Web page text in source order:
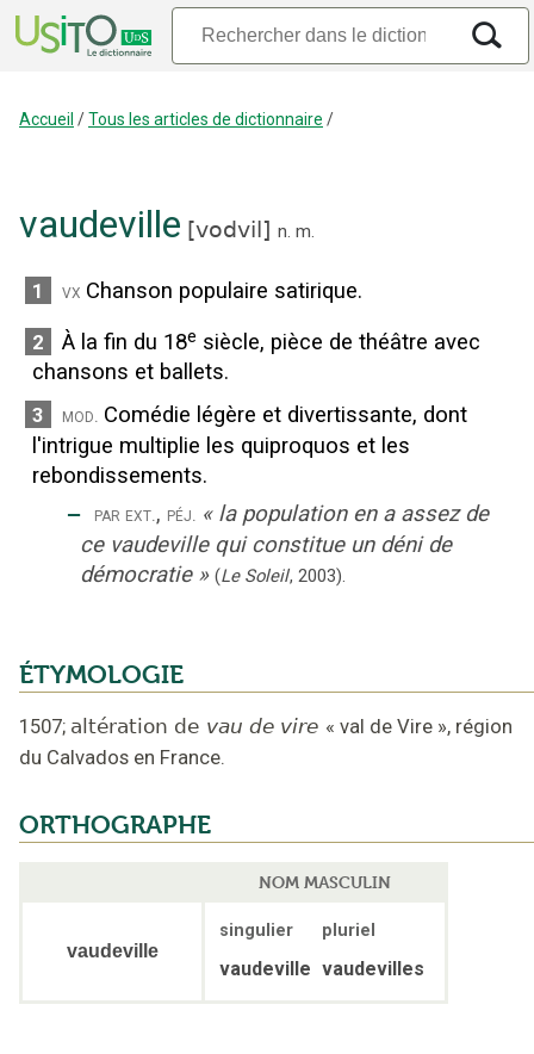
Accueil /Tous les articles de dictionnaire /
vaudeville [vodvil ] n. m.
1 vx Chanson populaire satirique.
2 À la fin du 18e siècle, pièce de théâtre avec
chansons et ballets.
3 mod. Comédie légère et divertissante, dont
l'intrigue multiplie les quiproquos et les
rebondissements.
‒ par ext. , péj. « la population en a assez de
ce vaudeville qui constitue un déni de
démocratie » (Le Soleil, 2003).
ÉTYMOLOGIE
1507; altération de vau de vire « val de Vire », région
du Calvados en France.
ORTHOGRAPHE
NOM MASCULIN
vaudeville
singulier pluriel
vaudeville vaudevilles